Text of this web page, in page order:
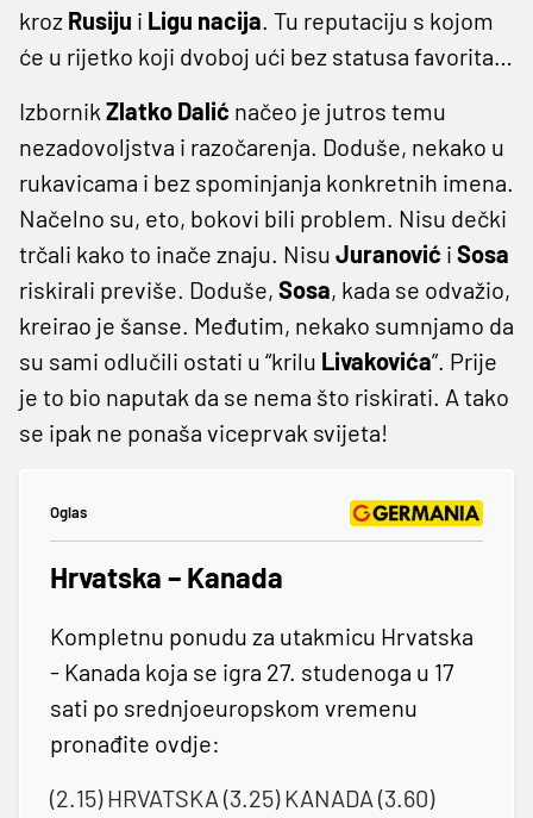
kroz Rusiju i Ligu nacija. Tu reputaciju s kojom
će u rijetko koji dvoboj ući bez statusa favorita…
Izbornik Zlatko Dalić načeo je jutros temu
nezadovoljstva i razočarenja. Doduše, nekako u
rukavicama i bez spominjanja konkretnih imena.
Načelno su, eto, bokovi bili problem. Nisu dečki
trčali kako to inače znaju. Nisu Juranović i Sosa
riskirali previše. Doduše, Sosa, kada se odvažio,
kreirao je šanse. Međutim, nekako sumnjamo da
su sami odlučili ostati u “krilu Livakovića”. Prije
je to bio naputak da se nema što riskirati. A tako
se ipak ne ponaša viceprvak svijeta!
Oglas
Hrvatska – Kanada
Kompletnu ponudu za utakmicu Hrvatska
- Kanada koja se igra 27. studenoga u 17
sati po srednjoeuropskom vremenu
pronađite ovdje:
(2.15) HRVATSKA (3.25) KANADA (3.60)